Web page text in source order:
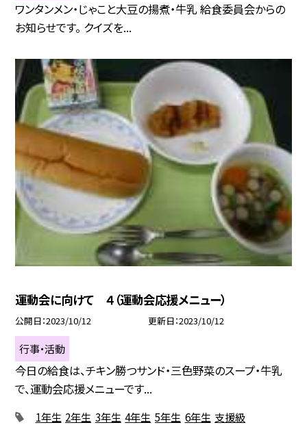
ワンタンメン・じゃこと大豆の揚煮・牛乳 給食委員会からの
お知らせです。 クイズを...
運動会に向けて ４（運動会応援メニュー）
公開日 2023/10/12 更新日 2023/10/12
行事・活動
今日の給食は、チキン勝つサンド・三色野菜のスープ・牛乳
で、運動会応援メニューです...
1年生 2年生 3年生 4年生 5年生 6年生 支援級